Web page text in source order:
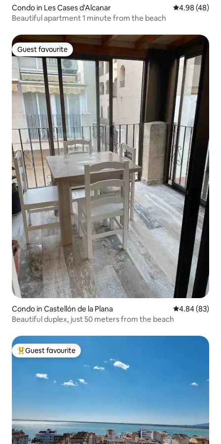
Condo in Les Cases d'Alcanar 4.98 out of 5
4.98 (48)
Beautiful apartment 1 minute from the beach
Guest favourite
Guest favourite
Condo in Castellón de la Plana 4.84 out of 5
4.84 (83)
Beautiful duplex, just 50 meters from the beach
Top guest favourite
Guest favourite